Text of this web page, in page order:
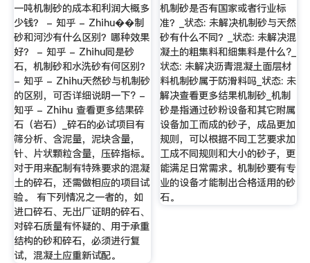
一吨机制砂的成本和利润大概多
少钱？ - 知乎 - Zhihu��制
砂和河沙有什么区别？哪种效果
好？ - 知乎 - Zhihu同是砂
石，机制砂和水洗砂有何区别？
- 知乎 - Zhihu天然砂与机制砂
的区别，可否详细说明一下? -
知乎 - Zhihu 查看更多结果碎
石（岩石）_碎石的必试项目有
筛分析、含泥量，泥块含量，
针、片状颗粒含量，压碎指标。
对于用来配制有特殊要求的混凝
土的碎石，还需做相应的项目试
验。 有下列情况之一者的，如
进口碎石、无出厂证明的碎石、
对碎石质量有怀疑的、用于承重
结构的砂和碎石，必须进行复
试，混凝土应重新试配。
机制砂是否有国家或者行业标
准？_状态: 未解决机制砂与天然
砂有什么不同？_状态: 未解决混
凝土的粗集料和细集料是什么?_
状态: 未解决沥青混凝土面层材
料机制砂属于防滑料吗_状态: 未
解决查看更多结果机制砂_机制
砂是指通过砂粉设备和其它附属
设备加工而成的砂子，成品更加
规则，可以根据不同工艺要求加
工成不同规则和大小的砂子，更
能满足日常需求。机制砂要有专
业的设备才能制出合格适用的砂
石。